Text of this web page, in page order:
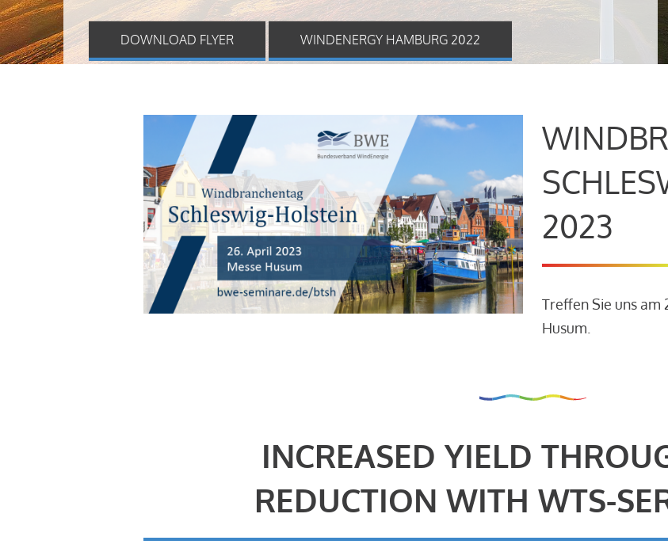
DOWNLOAD FLYER WINDENERGY HAMBURG 2022
2023
Treffen Sie uns am
Husum.
INCREASED YIELD
REDUCTION WITH WTS-